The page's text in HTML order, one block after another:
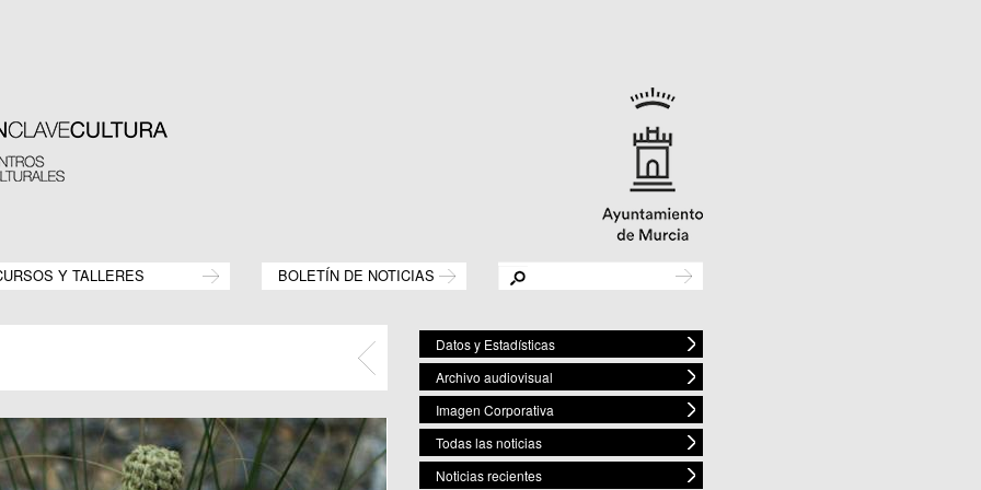
Y TALLERES BOLETÍN DE NOTICIAS
Datos y Estadísticas
Archivo audiovisual
Imagen Corporativa
Todas las noticias
Noticias recientes